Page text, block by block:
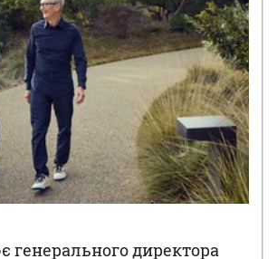
генерального директора